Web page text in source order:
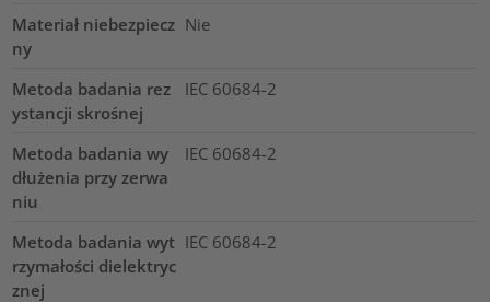
Materiał niebezpiecz
ny
Nie
Metoda badania rez
ystancji skrośnej
IEC 60684-2
Metoda badania wy
dłużenia przy zerwa
niu
IEC 60684-2
Metoda badania wyt
rzymałości dielektryc
znej
IEC 60684-2